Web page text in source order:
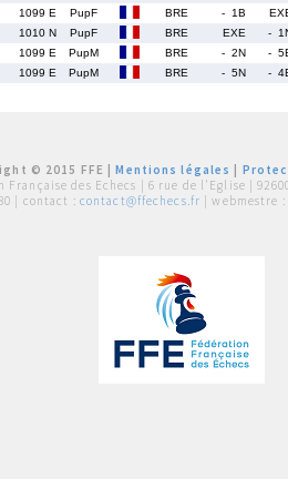
1099 E PupF BRE - 1B
1010 N PupF BRE EXE -
1099 E PupM BRE - 2N -
1099 E PupM BRE - 5N -
© 2015 FFE |Mentions légales
Française des Echecs | 6 rue de l'Eglise |
| contact : contact@ffechecs.fr | webmestre :